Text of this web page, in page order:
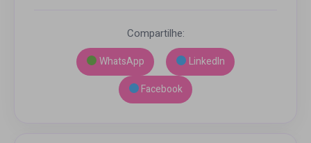
Compartilhe:
WhatsApp
LinkedIn
Facebook